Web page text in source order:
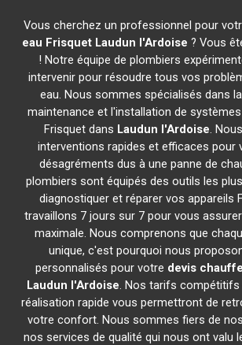
Vous cherchez un professionnel pour
eau Frisquet Laudun l'Ardoise ? Vous
! Notre équipe de plombiers
intervenir pour résoudre tous vos
eau. Nous sommes spécialisés dans
maintenance et l'installation de
Frisquet dans Laudun l'Ardoise.
interventions rapides et efficaces pour
désagréments dus à une panne de
plombiers sont équipés des outils les
diagnostiquer et réparer vos appareils
travaillons 7 jours sur 7 pour vous
maximale. Nous comprenons que
unique, c'est pourquoi nous
personnalisés pour votre devis
Laudun l'Ardoise. Nos tarifs compétitifs
réalisation rapide vous permettront de
votre confort. Nous sommes fiers de
nos services de qualité qui nous ont valu